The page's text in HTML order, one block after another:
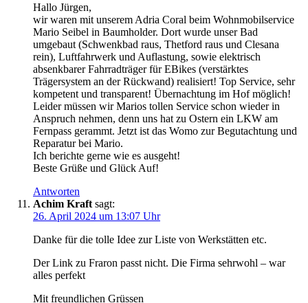
Hallo Jürgen,
wir waren mit unserem Adria Coral beim Wohnmobilservice
Mario Seibel in Baumholder. Dort wurde unser Bad
umgebaut (Schwenkbad raus, Thetford raus und Clesana
rein), Luftfahrwerk und Auflastung, sowie elektrisch
absenkbarer Fahrradträger für EBikes (verstärktes
Trägersystem an der Rückwand) realisiert! Top Service, sehr
kompetent und transparent! Übernachtung im Hof möglich!
Leider müssen wir Marios tollen Service schon wieder in
Anspruch nehmen, denn uns hat zu Ostern ein LKW am
Fernpass gerammt. Jetzt ist das Womo zur Begutachtung und
Reparatur bei Mario.
Ich berichte gerne wie es ausgeht!
Beste Grüße und Glück Auf!
Antworten
Achim Kraft sagt:
26. April 2024 um 13:07 Uhr
Danke für die tolle Idee zur Liste von Werkstätten etc.
Der Link zu Fraron passt nicht. Die Firma sehrwohl – war
alles perfekt
Mit freundlichen Grüssen